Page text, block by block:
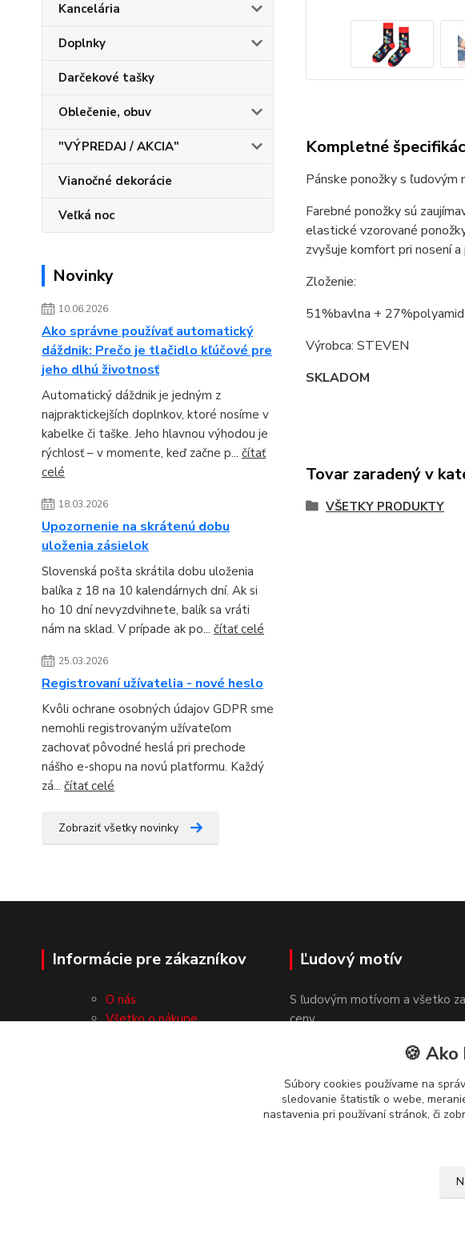
Kancelária
Doplnky
Darčekové tašky
Oblečenie, obuv
"VÝPREDAJ / AKCIA"
Vianočné dekorácie
Veľká noc
Novinky
10.06.2026
Ako správne používať automatický
dáždnik: Prečo je tlačidlo kľúčové pre
jeho dlhú životnosť
Automatický dáždnik je jedným z
najpraktickejších doplnkov, ktoré nosíme v
kabelke či taške. Jeho hlavnou výhodou je
rýchlosť – v momente, keď začne p... čítať
celé
18.03.2026
Upozornenie na skrátenú dobu
uloženia zásielok
Slovenská pošta skrátila dobu uloženia
balíka z 18 na 10 kalendárnych dní. Ak si
ho 10 dní nevyzdvihnete, balík sa vráti
nám na sklad. V prípade ak po... čítať celé
25.03.2026
Registrovaní užívatelia - nové heslo
Kvôli ochrane osobných údajov GDPR sme
nemohli registrovaným užívateľom
zachovať pôvodné heslá pri prechode
nášho e-shopu na novú platformu. Každý
zá... čítať celé
Zobraziť všetky novinky
Kompletné
Pánske ponožky s ľudovým
Farebné ponožky sú
elastické vzorované
zvyšuje komfort pri nosení
Zloženie:
51%bavlna +
Výrobca: STEVEN
SKLADOM
Tovar zaradený v
VŠETKY PRODUKTY
Informácie pre zákazníkov
O nás
Všetko o nákupe
Ľudový motív
S ľudovým motívom a všetko
ceny.
🍪
Súbory cookies používame na
sledovanie štatistík o webe,
nastavenia pri používaní stránok, či